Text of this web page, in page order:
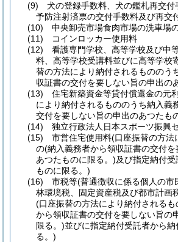
(9)
犬の登録手数料、犬の鑑札再交付
予防注射済票の交付手数料及び再交
(10)
中央卸売市場食肉市場の洗車場
(11)
コインロッカー使用料
(12)
看護専門学校、高等学校及び中
料、高等学校受講料並びに高等学校
替の方法により納付されるもののう
収証書の交付を要しない旨の申出の
(13)
住宅新築資金等貸付償還金の元
により納付されるもののうち納入義
交付を要しない旨の申出のあつたも
(14)
独立行政法人日本スポーツ振興
(15)
市営住宅使用料(口座振替の方法
の(納入義務者から領収証書の交付
あつたものに限る。)及び指定納付
ものに限る。)
(16)
市税等(普通徴収に係る個人の市
林環境税、固定資産税及び都市計画
(口座振替の方法により納付される
から領収証書の交付を要しない旨の
限る。)並びに指定納付受託者から
る。)